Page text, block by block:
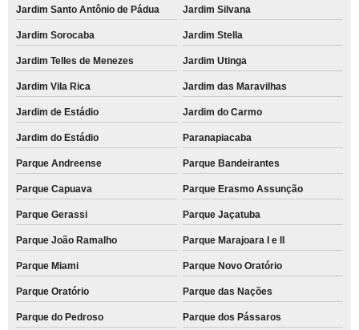
Jardim Santo Antônio de Pádua Jardim Silvana
Jardim Sorocaba Jardim Stella
Jardim Telles de Menezes Jardim Utinga
Jardim Vila Rica Jardim das Maravilhas
Jardim de Estádio Jardim do Carmo
Jardim do Estádio Paranapiacaba
Parque Andreense Parque Bandeirantes
Parque Capuava Parque Erasmo Assunção
Parque Gerassi Parque Jaçatuba
Parque João Ramalho Parque Marajoara I e II
Parque Miami Parque Novo Oratório
Parque Oratório Parque das Nações
Parque do Pedroso Parque dos Pássaros